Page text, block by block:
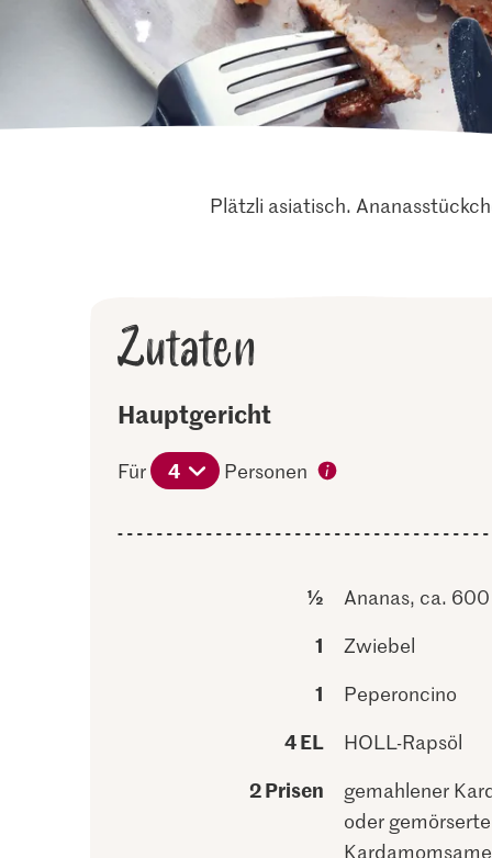
Plätzli asiatisch.
Zutaten
Hauptgericht
Für 4 Personen
½ Ananas, ca.
1 Zwiebel
1 Peperoncino
4 EL HOLL-Rapsöl
2 Prisen
gemahlener
oder gemörserte